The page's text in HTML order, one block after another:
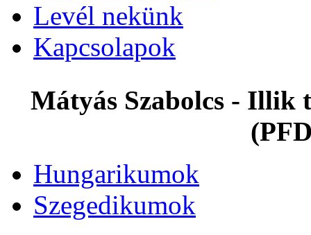
Levél nekünk
Kapcsolapok
Mátyás Szabolcs - Illik
Hungarikumok
Szegedikumok